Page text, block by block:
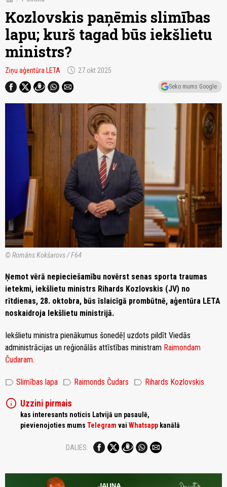
Kozlovskis paņēmis slimības
lapu; kurš tagad būs iekšlietu
ministrs?
Ziņu aģentūra LETA schedule 27.okt 2025
Seko mums Google
© Romāns Kokšarovs / F64
Ņemot vērā nepieciešamību novērst senas sporta traumas
ietekmi, iekšlietu ministrs Rihards Kozlovskis (JV) no
rītdienas, 28. oktobra, būs īslaicīgā prombūtnē, aģentūra LETA
noskaidroja Iekšlietu ministrijā.
Iekšlietu ministra pienākumus šonedēļ uzdots pildīt Viedās
administrācijas un reģionālās attīstības ministram Raimondam
Čudaram.
label Slimības lapa label Raimonds Čudars label Rihards Kozlovskis
info Uzzini pirmais
kas interesants noticis Latvijā un pasaulē,
pievienojoties mums Telegram vai Whatsapp kanālā
DALIES: